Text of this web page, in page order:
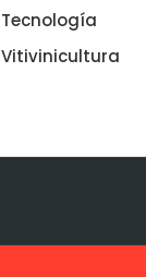
Tecnología
Vitivinicultura